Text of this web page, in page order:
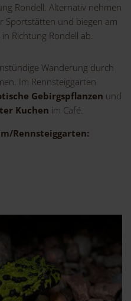
Rondell. Alternativ nehmen
Sportstätten und biegen am
Richtung Rondell ab.
Wanderung durch
Im Rennsteiggarten
Gebirgspflanzen und
Kuchen im Café.
Rennsteiggarten: